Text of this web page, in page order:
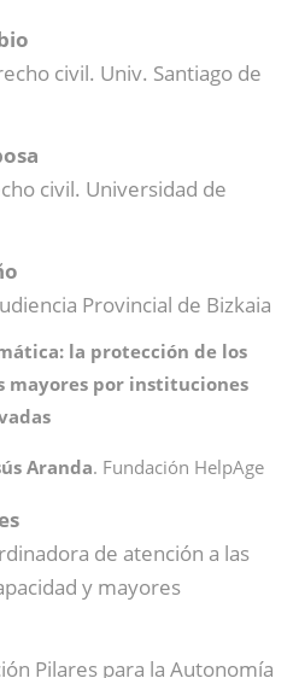
civil. Univ. Santiago de
civil. Universidad de
Provincial de Bizkaia
la protección de los
mayores por instituciones
Aranda. Fundación HelpAge
de atención a las
y mayores
Pilares para la Autonomía